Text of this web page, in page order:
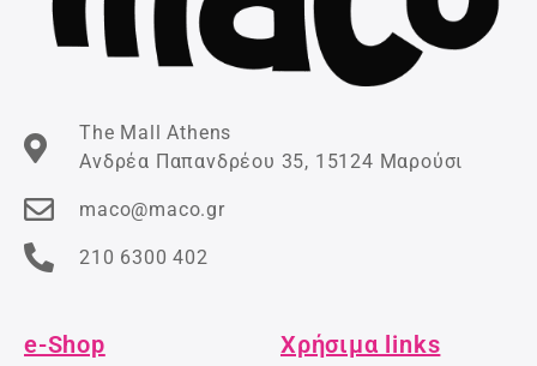
The Mall Athens
Ανδρέα Παπανδρέου 35, 15124 Μαρούσι
maco@maco.gr
210 6300 402
e-Shop Χρήσιμα links